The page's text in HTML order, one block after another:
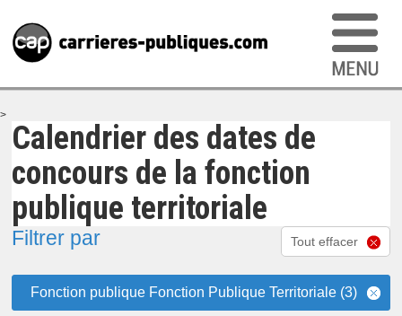
>
Calendrier des dates de
concours de la fonction
publique territoriale
Filtrer par Tout effacer
Fonction publique Fonction Publique Territoriale (3)